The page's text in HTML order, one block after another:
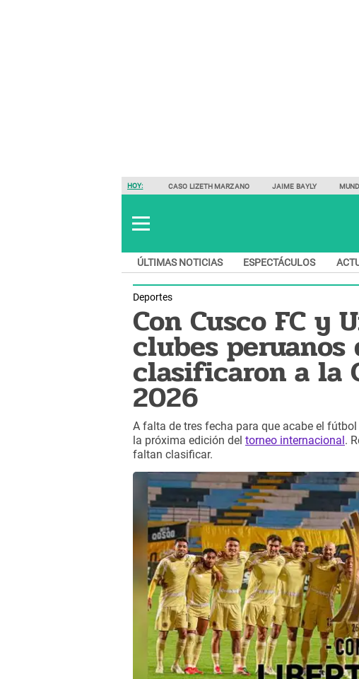
HOY: CASO LIZETH MARZANO JAIME BAYLY
ÚLTIMAS NOTICIAS ESPECTÁCULOS
Deportes
Con Cusco FC y
clubes peruanos
clasificaron a la
2026
A falta de tres fecha para que acabe el
la próxima edición del torneo internacional .
faltan clasificar.